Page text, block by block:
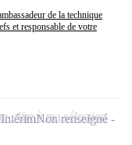
de la technique
et responsable de votre
IntérimNon renseigné
offre à ma sélection